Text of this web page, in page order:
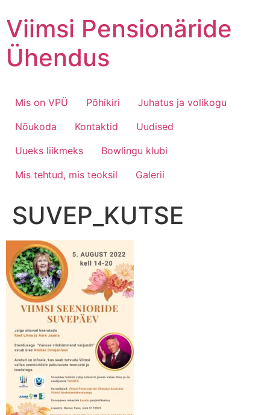
to
content
Viimsi Pensionäride
Ühendus
Mis on VPÜ Põhikiri
Juhatus ja volikogu
Nõukoda
Kontaktid
Uudised
Uueks liikmeks
Bowlingu klubi
Mis tehtud, mis teoksil
Galerii
SUVEP_KUTSE